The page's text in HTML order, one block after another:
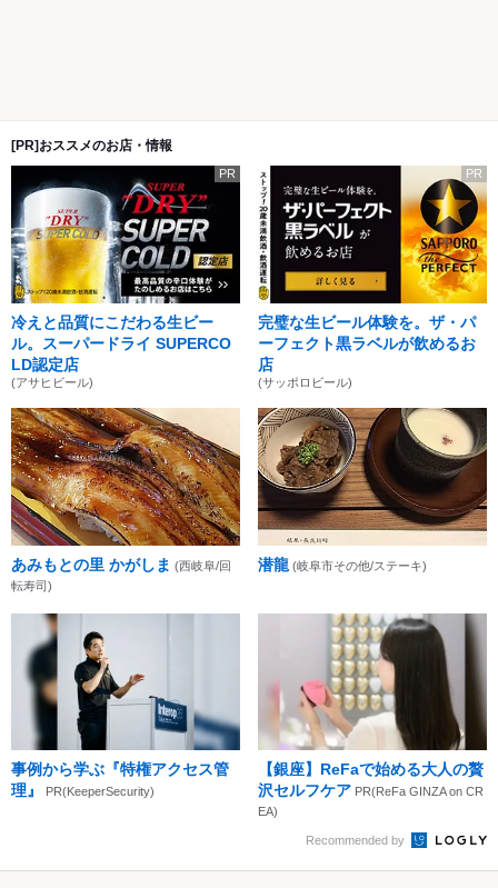
[PR]おススメのお店・情報
PR
冷えと品質にこだわる生ビー
ル。スーパードライ SUPERCO
LD認定店
(アサヒビール)
PR
完璧な生ビール体験を。ザ・パ
ーフェクト黒ラベルが飲めるお
店
(サッポロビール)
あみもとの里 かがしま (西岐阜/回
転寿司)
潜龍 (岐阜市その他/ステーキ)
事例から学ぶ『特権アクセス管
理』
PR(KeeperSecurity)
【銀座】ReFaで始める大人の贅
沢セルフケア PR(ReFa GINZA on CR
EA)
Recommended by